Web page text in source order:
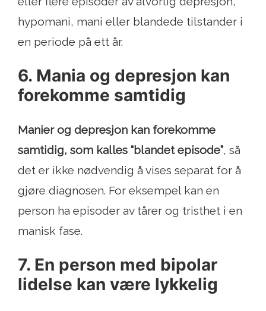
hypomani, mani eller blandede tilstander i
en periode på ett år.
6. Mania og depresjon kan
forekomme samtidig
Manier og depresjon kan forekomme
samtidig, som kalles “blandet episode”, så
det er ikke nødvendig å vises separat for å
gjøre diagnosen. For eksempel kan en
person ha episoder av tårer og tristhet i en
manisk fase.
7. En person med bipolar
lidelse kan være lykkelig